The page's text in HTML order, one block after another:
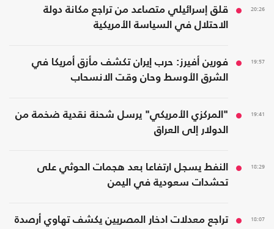
20:26
قلق إسرائيلي متصاعد من تراجع مكانة دولة
الاحتلال في السياسة الأمريكية
19:57
فورين أفيرز: حرب إيران تكشف مأزق أمريكا في
الشرق الأوسط وحان وقت الانسحاب
19:41
"المركزي الأمريكي" يرسل شحنة نقدية ضخمة من
الدولار إلى العراق
18:29
النفط يسجل ارتفاعا بعد هجمات الحوثي على
تحشدات سعودية في اليمن
18:07
تراجع معدلات ادخار المصريين يكشف تهاوي أرصدة